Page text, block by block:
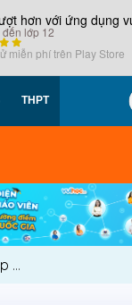
hơn với ứng dụng
đến lớp 12
miễn phí trên Play Store
THPT